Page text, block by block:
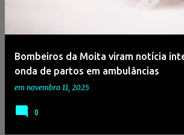
Bombeiros da Moita viram notícia
onda de partos em ambulâncias
em novembro 11, 2025
0